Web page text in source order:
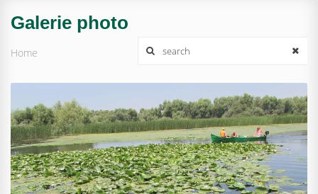
Galerie photo
Home